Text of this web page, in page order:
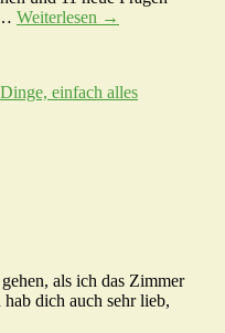
Weiterlesen →
einfach alles
als ich das Zimmer
dich auch sehr lieb,